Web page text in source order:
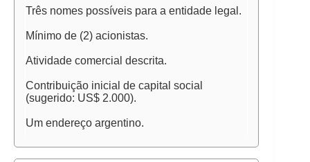
Três nomes possíveis para a entidade legal.
Mínimo de (2) acionistas.
Atividade comercial descrita.
Contribuição inicial de capital social
(sugerido: US$ 2.000).
Um endereço argentino.